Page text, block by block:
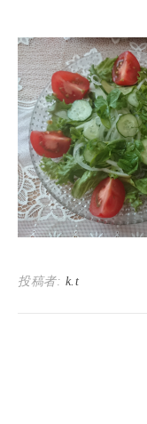
投稿者: k.t